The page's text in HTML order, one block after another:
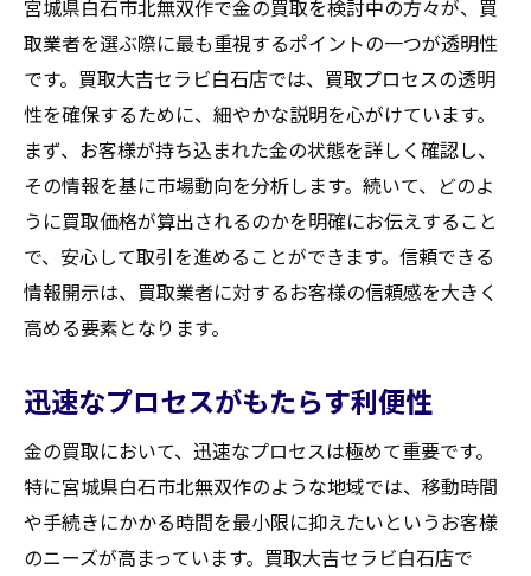
宮城県白石市北無双作で金の買取を検討中の方々が、買
取業者を選ぶ際に最も重視するポイントの一つが透明性
です。買取大吉セラビ白石店では、買取プロセスの透明
性を確保するために、細やかな説明を心がけています。
まず、お客様が持ち込まれた金の状態を詳しく確認し、
その情報を基に市場動向を分析します。続いて、どのよ
うに買取価格が算出されるのかを明確にお伝えすること
で、安心して取引を進めることができます。信頼できる
情報開示は、買取業者に対するお客様の信頼感を大きく
高める要素となります。
迅速なプロセスがもたらす利便性
金の買取において、迅速なプロセスは極めて重要です。
特に宮城県白石市北無双作のような地域では、移動時間
や手続きにかかる時間を最小限に抑えたいというお客様
のニーズが高まっています。買取大吉セラビ白石店で